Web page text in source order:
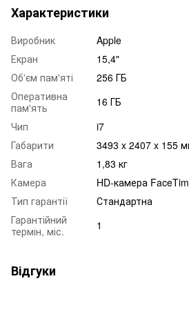
Характеристики
Виробник
Apple
Екран
15,4"
Об'єм пам'яті
256 ГБ
Оперативна
пам'ять
16 ГБ
Чип
i7
Габарити
3493 x 2407 x 155
Вага
1,83 кг
Камера
HD-камера
Тип гарантії
Стандартна
Гарантійний
термін, міс.
1
Відгуки